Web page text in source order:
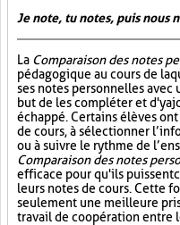
Je note, tu notes, puis nous
La Comparaison des notes
pédagogique au cours de
ses notes personnelles avec
but de les compléter et d'y
échappé. Certains élèves
de cours, à sélectionner
ou à suivre le rythme de
Comparaison des notes
efficace pour qu'ils puissent
leurs notes de cours. Cette
seulement une meilleure
travail de coopération entre